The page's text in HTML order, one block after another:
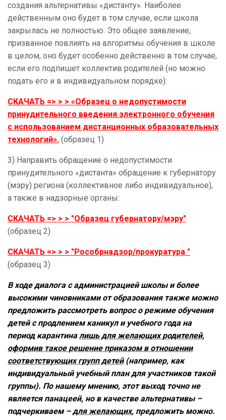
создания альтернативы «дистанту». Наиболее
действенным оно будет в том случае, если школа
закрылась не полностью. Это общее заявление,
призванное повлиять на алгоритмы обучения в школе
в целом, оно будет особенно действенно в том случае,
если его подпишет коллектив родителей (но можно
подать его и в индивидуальном порядке):
СКАЧАТЬ => > > «Образец о недопустимости
принудительного введения электронного обучения
с использованием дистанционных образовательных
технологий». (образец 1)
3) Направить обращение о недопустимости
принудительного «дистанта» обращение к губернатору
(мэру) региона (коллективное либо индивидуальное),
а также в надзорные органы:
СКАЧАТЬ => > > "Образец губернатору/мэру"
(образец 2)
СКАЧАТЬ => > > "Рособрнадзор/прокуратура "
(образец 3)
В ходе диалога с администрацией школы и более
высокими чиновниками от образования также можно
предложить рассмотреть вопрос о режиме обучения
детей с продлением каникул и учебного года на
период карантиналишь для желающих родителей,
оформив такое решение приказом в отношении
соответствующих групп детей(например, как
индивидуальный учебный план для участников такой
группы). По нашему мнению, этот выход точно не
является панацеей, но в качестве альтернативы –
подчеркиваем –для желающих, предложить можно.